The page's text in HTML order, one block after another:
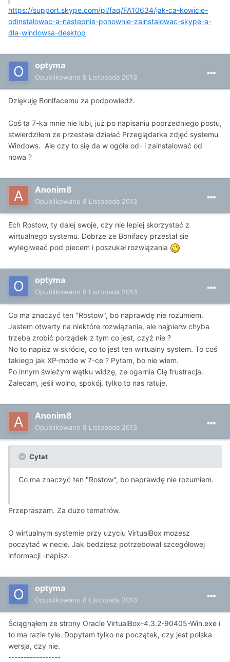
https://support.skype.com/pl/faq/FA10634/jak-ca-kowicie-
odinstalowac-a-nastepnie-ponownie-zainstalowac-skype-a-
dla-windowsa-desktop
optyma
Opublikowano 8 Listopada 2013
Dziękuję Bonifacemu za podpowiedź.
Coś ta 7-ka mnie nie lubi, już po napisaniu poprzedniego postu,
stwierdziłem ze przestała działać Przeglądarka zdjęć systemu
Windows. Ale czy to się da w ogóle od- i zainstalować od
nowa ?
Anonim8
Opublikowano 8 Listopada 2013
Ech Rostow, ty dalej swoje, czy nie lepiej skorzystać z
wirtualnego systemu. Dobrze ze Bonifacy przestał sie
wylegiweać pod piecem i poszukał rozwiązania
optyma
Opublikowano 8 Listopada 2013
Co ma znaczyć ten "Rostow", bo naprawdę nie rozumiem.
Jestem otwarty na niektóre rozwiązania, ale najpierw chyba
trzeba zrobić porządek z tym co jest, czyż nie ?
No to napisz w skrócie, co to jest ten wirtualny system. To coś
takiego jak XP-mode w 7-ce ? Pytam, bo nie wiem.
Po innym świeżym wątku widzę, ze ogarnia Cię frustracja.
Zalecam, jeśli wolno, spokój, tylko to nas ratuje.
Anonim8
Opublikowano 8 Listopada 2013
Cytat
Co ma znaczyć ten "Rostow", bo naprawdę nie rozumiem.
Przepraszam. Za duzo tematrów.
O wirtualnym systemie przy uzyciu VirtualBox mozesz
poczytać w necie. Jak bedziesz potrzebował szcegółowej
informacji -napisz.
optyma
Opublikowano 8 Listopada 2013
Ściągnąłem ze strony Oracle VirtualBox-4.3.2-90405-Win.exe i
to ma razie tyle. Dopytam tylko na początek, czy jest polska
wersja, czy nie.
-----------------